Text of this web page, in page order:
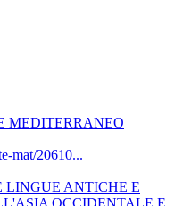
MEDITERRANEO
mat/20610...
LINGUE ANTICHE E
OCCIDENTALE E